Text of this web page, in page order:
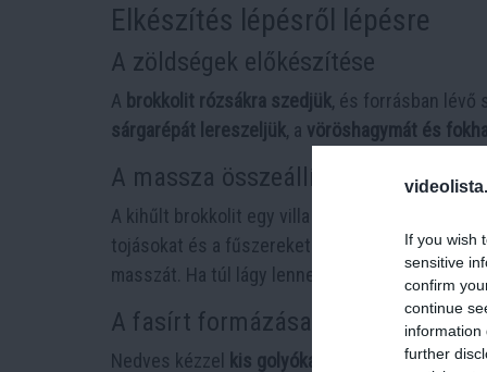
If you wish
sensitive
confirm
continue
information
further
Elkészítés lépésről lépésre
A zöldségek előkészítése
A brokkolit rózsákra szedjük, és forrásban lévő
sárgarépát lereszeljük, a vöröshagymát és
A massza összeállítása
A kihűlt brokkolit egy villa segítségével
tojásokat és a fűszereket (
só, bors, kömény).
masszát. Ha túl lágy lenne, egy kevés liszt
A fasírt formázása és sütése
Nedves kézzel kis golyókat vagy lapos